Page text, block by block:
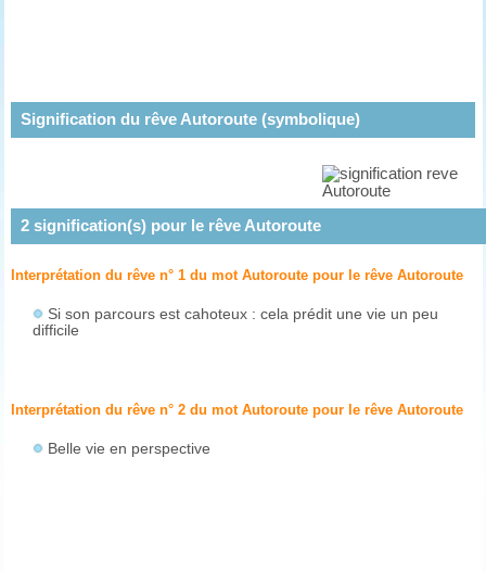
Signification du rêve Autoroute (symbolique)
2signification(s) pour le rêveAutoroute
Interprétation du rêve n° 1 du mot Autoroute pour le rêveAutoroute
Si son parcours est cahoteux : cela prédit une vie un peu
difficile
Interprétation du rêve n° 2 du mot Autoroute pour le rêveAutoroute
Belle vie en perspective